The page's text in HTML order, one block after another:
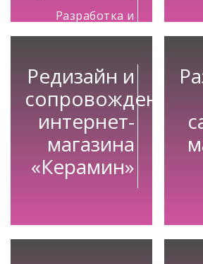
Разработка и
Редизайн и
сопровождение
интернет-
магазина
«Керамин»